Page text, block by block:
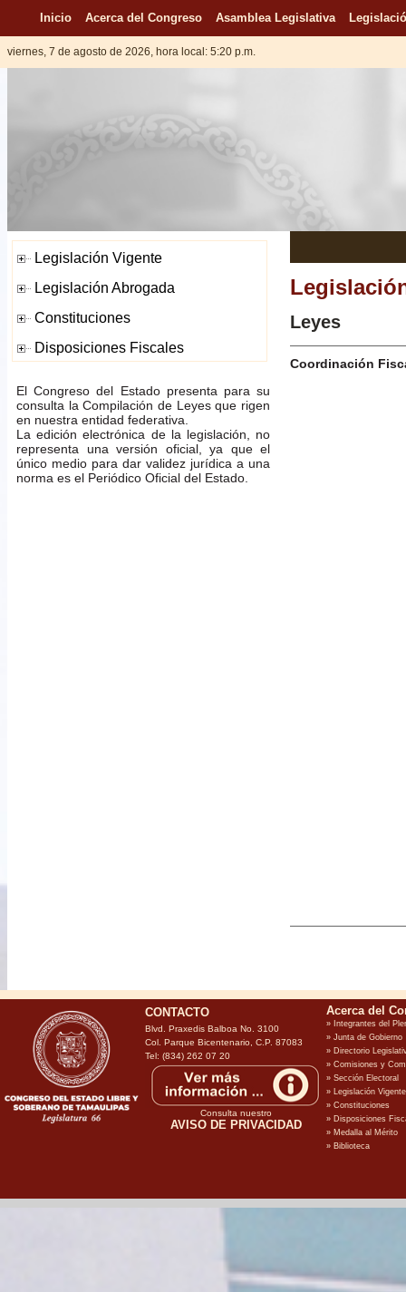
Inicio Acerca del Congreso Asamblea Legislativa
viernes, 7 de agosto de 2026, hora local: 5:20 p.m.
El Congreso del Estado presenta para su
consulta la Compilación de Leyes que rigen
en nuestra entidad federativa.
La edición electrónica de la legislación, no
representa una versión oficial, ya que el
único medio para dar validez jurídica a una
norma es el Periódico Oficial del Estado.
Leyes
Coordinación
CONTACTO
Blvd. Praxedis Balboa No. 3100
Col. Parque Bicentenario, C.P. 87083
Tel: (834) 262 07 20
Consulta nuestro
AVISO DE PRIVACIDAD